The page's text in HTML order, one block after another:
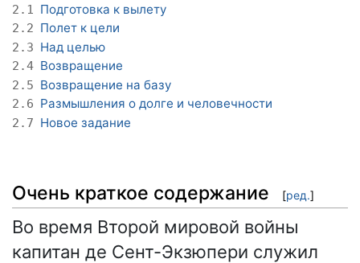
2.1 Подготовка к вылету
2.2 Полет к цели
2.3 Над целью
2.4 Возвращение
2.5 Возвращение на базу
2.6 Размышления о долге и человечности
2.7 Новое задание
Очень краткое содержание [ред.]
Во время Второй мировой войны
капитан де Сент-Экзюпери служил